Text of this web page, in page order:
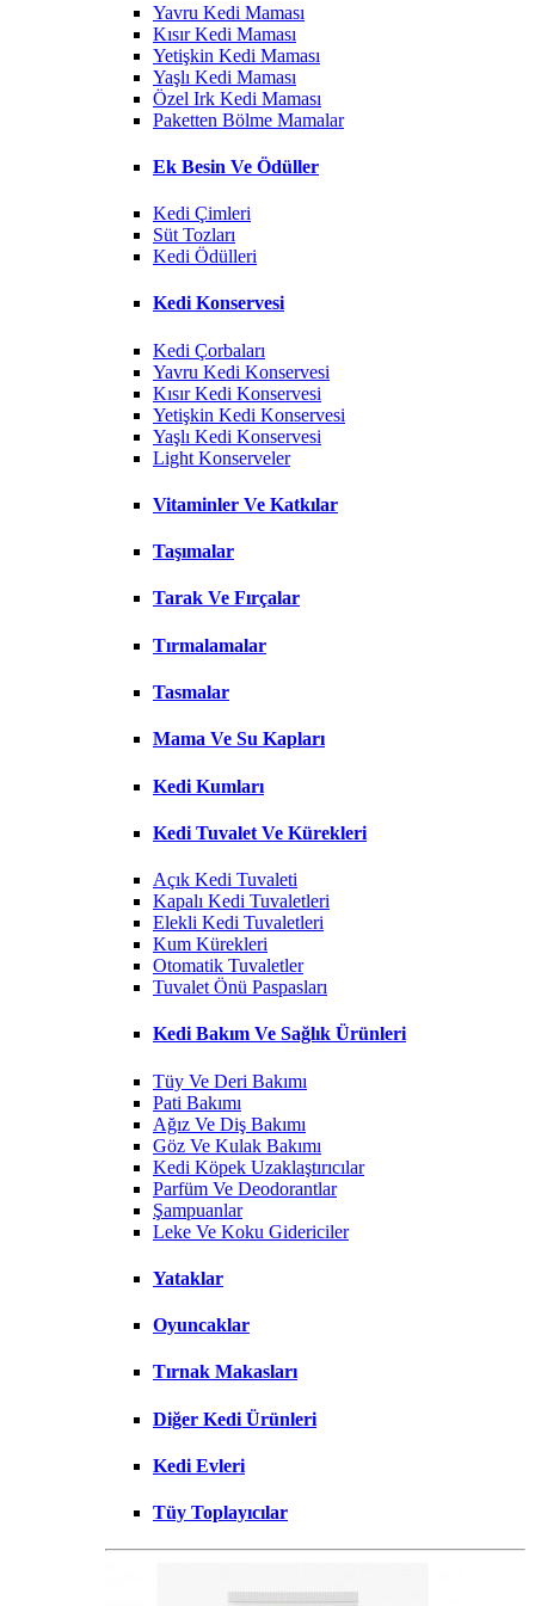
Yavru Kedi Maması
Kısır Kedi Maması
Yetişkin Kedi Maması
Yaşlı Kedi Maması
Özel Irk Kedi Maması
Paketten Bölme Mamalar
Ek Besin Ve Ödüller
Kedi Çimleri
Süt Tozları
Kedi Ödülleri
Kedi Konservesi
Kedi Çorbaları
Yavru Kedi Konservesi
Kısır Kedi Konservesi
Yetişkin Kedi Konservesi
Yaşlı Kedi Konservesi
Light Konserveler
Vitaminler Ve Katkılar
Taşımalar
Tarak Ve Fırçalar
Tırmalamalar
Tasmalar
Mama Ve Su Kapları
Kedi Kumları
Kedi Tuvalet Ve Kürekleri
Açık Kedi Tuvaleti
Kapalı Kedi Tuvaletleri
Elekli Kedi Tuvaletleri
Kum Kürekleri
Otomatik Tuvaletler
Tuvalet Önü Paspasları
Kedi Bakım Ve Sağlık Ürünleri
Tüy Ve Deri Bakımı
Pati Bakımı
Ağız Ve Diş Bakımı
Göz Ve Kulak Bakımı
Kedi Köpek Uzaklaştırıcılar
Parfüm Ve Deodorantlar
Şampuanlar
Leke Ve Koku Gidericiler
Yataklar
Oyuncaklar
Tırnak Makasları
Diğer Kedi Ürünleri
Kedi Evleri
Tüy Toplayıcılar